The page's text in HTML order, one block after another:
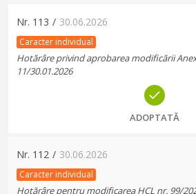
Nr. 113 / 30.06.2026
Caracter individual
Hotărâre privind aprobarea modificării
11/30.01.2026
ADOPTATĂ
Nr. 112 / 30.06.2026
Caracter individual
Hotărâre pentru modificarea HCL nr. 99/